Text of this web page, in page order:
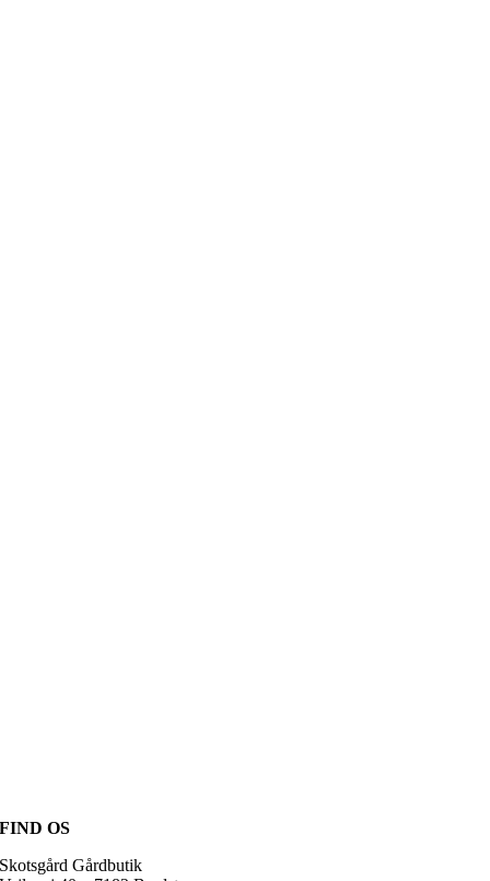
FIND OS
Skotsgård Gårdbutik